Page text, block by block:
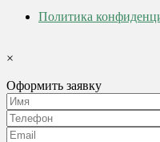
Политика
×
Оформить заявку